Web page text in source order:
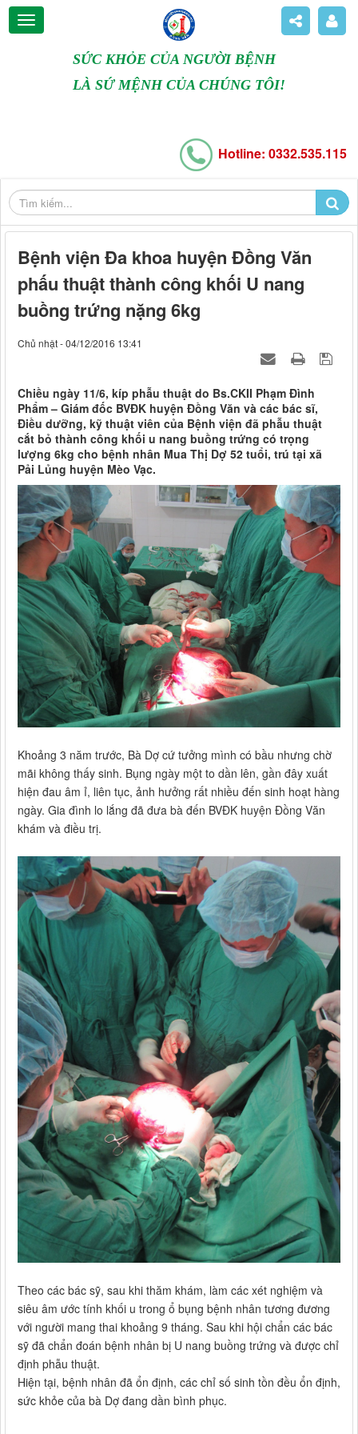
SỨC KHỎE CỦA NGƯỜI BỆNH
LÀ SỨ MỆNH CỦA CHÚNG TÔI!
Hotline: 0332.535.115
Bệnh viện Đa khoa huyện Đồng Văn
phấu thuật thành công khối U nang
buồng trứng nặng 6kg
Chủ nhật - 04/12/2016 13:41
Chiều ngày 11/6, kíp phẫu thuật do Bs.CKII Phạm Đình
Phẩm – Giám đốc BVĐK huyện Đồng Văn và các bác sĩ,
Điều dưỡng, kỹ thuật viên của Bệnh viện đã phẫu thuật
cắt bỏ thành công khối u nang buồng trứng có trọng
lượng 6kg cho bệnh nhân Mua Thị Dợ 52 tuổi, trú tại xã
Pải Lủng huyện Mèo Vạc.
Khoảng 3 năm trước, Bà Dợ cứ tưởng mình có bầu nhưng chờ
mãi không thấy sinh. Bụng ngày một to dần lên, gần đây xuất
hiện đau âm ỉ, liên tục, ảnh hưởng rất nhiều đến sinh hoạt hàng
ngày. Gia đình lo lắng đã đưa bà đến BVĐK huyện Đồng Văn
khám và điều trị.
Theo các bác sỹ, sau khi thăm khám, làm các xét nghiệm và
siêu âm ước tính khối u trong ổ bụng bệnh nhân tương đương
với người mang thai khoảng 9 tháng. Sau khi hội chẩn các bác
sỹ đã chẩn đoán bệnh nhân bị U nang buồng trứng và được chỉ
định phẫu thuật.
Hiện tại, bệnh nhân đã ổn định, các chỉ số sinh tồn đều ổn định,
sức khỏe của bà Dợ đang dần bình phục.